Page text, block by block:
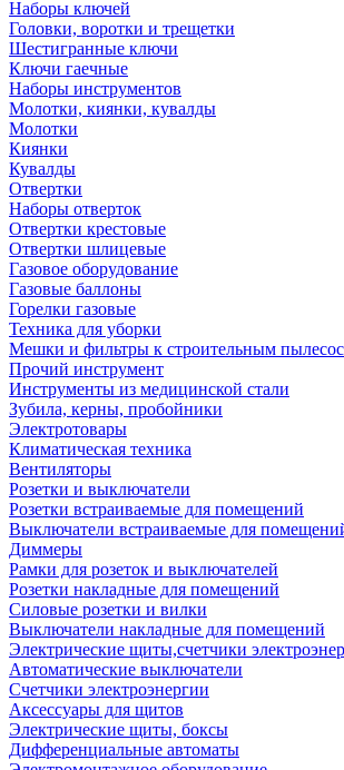
Наборы ключей
Головки, воротки и трещетки
Шестигранные ключи
Ключи гаечные
Наборы инструментов
Молотки, киянки, кувалды
Молотки
Киянки
Кувалды
Отвертки
Наборы отверток
Отвертки крестовые
Отвертки шлицевые
Газовое оборудование
Газовые баллоны
Горелки газовые
Техника для уборки
Мешки и фильтры к строительным
Прочий инструмент
Инструменты из медицинской стали
Зубила, керны, пробойники
Электротовары
Климатическая техника
Вентиляторы
Розетки и выключатели
Розетки встраиваемые для помещений
Выключатели встраиваемые для
Диммеры
Рамки для розеток и выключателей
Розетки накладные для помещений
Силовые розетки и вилки
Выключатели накладные для помещений
Электрические щиты,счетчики
Автоматические выключатели
Счетчики электроэнергии
Аксессуары для щитов
Электрические щиты, боксы
Дифференциальные автоматы